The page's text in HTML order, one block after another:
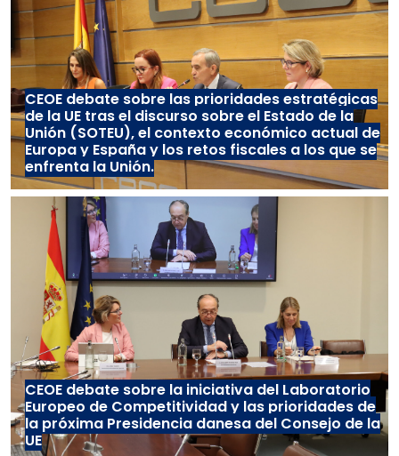
CEOE debate sobre las prioridades estratégicas
de la UE tras el discurso sobre el Estado de la
Unión (SOTEU), el contexto económico actual de
Europa y España y los retos fiscales a los que se
enfrenta la Unión.
CEOE debate sobre la iniciativa del Laboratorio
Europeo de Competitividad y las prioridades de
la próxima Presidencia danesa del Consejo de la
UE